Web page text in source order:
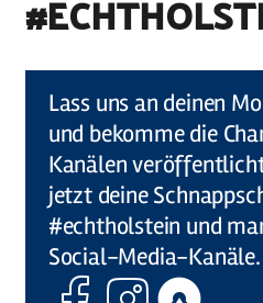
Lass uns an deinen
und bekomme die
Kanälen
jetzt deine
#echtholstein und
Social-Media-Kanäle.
FacebookInstagram
Komoot